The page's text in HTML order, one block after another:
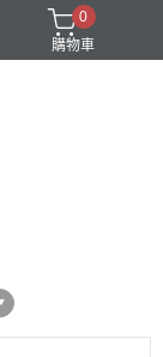
0
購物車